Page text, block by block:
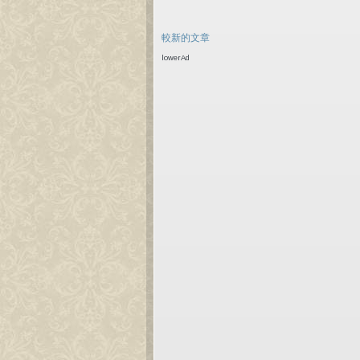
較新的文章
lowerAd